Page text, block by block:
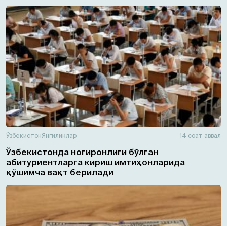
ЎзбекистонЯнгиликлар 14 соат аввал
Ўзбекистонда ногиронлиги бўлган
абитуриентларга кириш имтиҳонларида
қўшимча вақт берилади